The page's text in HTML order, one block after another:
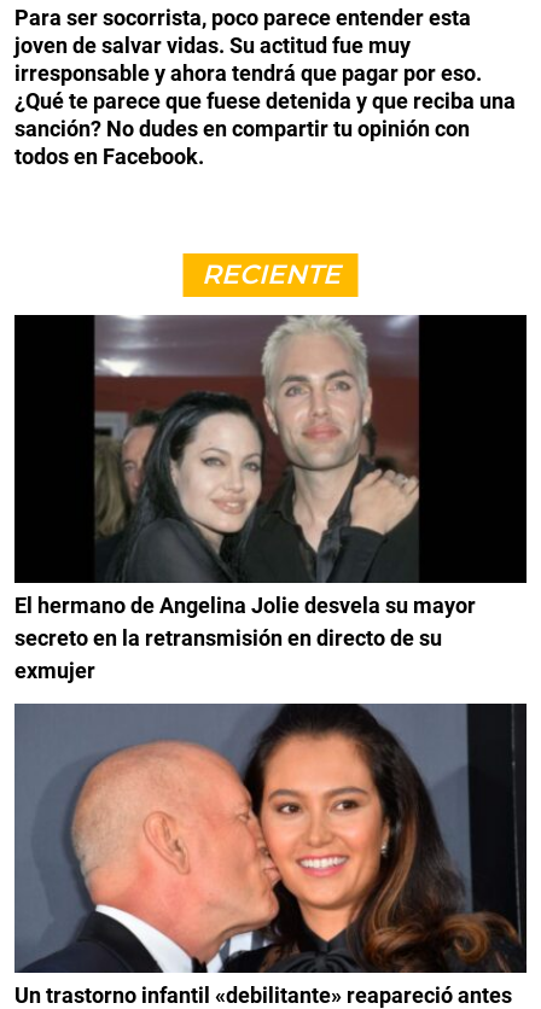
Para ser socorrista, poco parece entender esta
joven de salvar vidas. Su actitud fue muy
irresponsable y ahora tendrá que pagar por eso.
¿Qué te parece que fuese detenida y que reciba una
sanción? No dudes en compartir tu opinión con
todos en Facebook.
RECIENTE
El hermano de Angelina Jolie desvela su mayor
secreto en la retransmisión en directo de su
exmujer
Un trastorno infantil «debilitante» reapareció antes